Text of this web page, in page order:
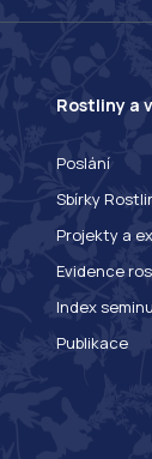
Rostliny a
Poslání
Sbírky
Projekty a
Evidence
Index
Publikace